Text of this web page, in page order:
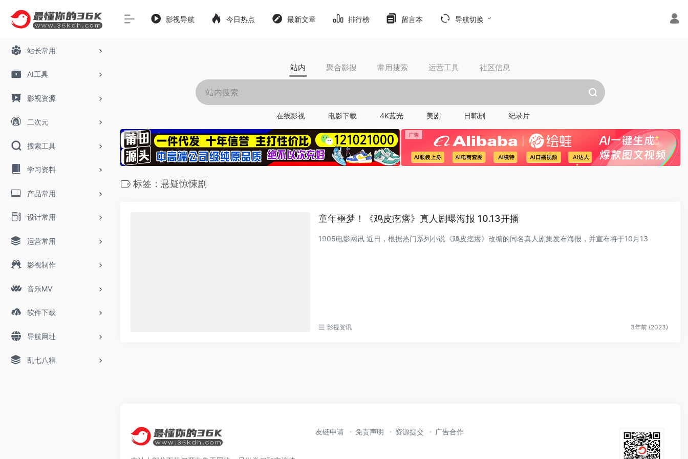
站长常用
AI工具
影视资源
二次元
搜索工具
学习资料
产品常用
设计常用
运营常用
影视制作
音乐MV
软件下载
导航网址
乱七八糟
影视导航 今日热点 最新文章 排行榜 留言本 导航切换
站内 聚合影搜 常用搜索 运营工具 社区信息
在线影视 电影下载 4K蓝光 美剧 日韩剧 纪录片
标签：悬疑惊悚剧
童年噩梦！《鸡皮疙瘩》真人剧曝海报 10.13开播
1905电影网讯 近日，根据热门系列小说《鸡皮疙瘩》改编的同名真人剧集发布海报，并宣布将于10月13
影视资讯 3年前 (2023)
友链申请 免责声明 资源提交 广告合作